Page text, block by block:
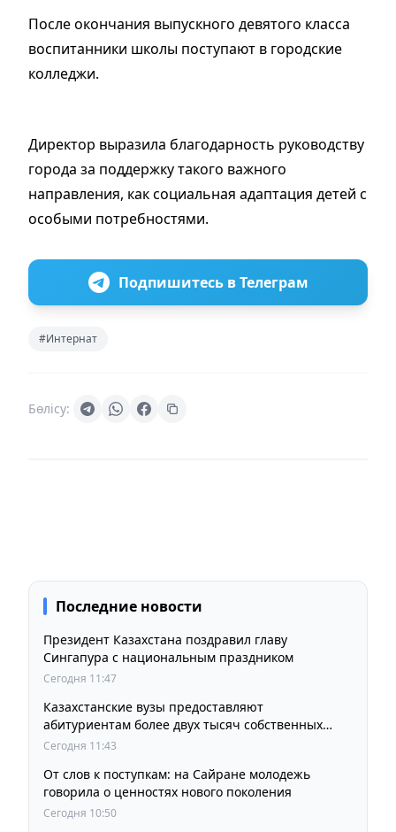
После окончания выпускного девятого класса
воспитанники школы поступают в городские
колледжи.
Директор выразила благодарность руководству
города за поддержку такого важного
направления, как социальная адаптация детей с
особыми потребностями.
Подпишитесь в Телеграм
#Интернат
Бөлісу:
Последние новости
Президент Казахстана поздравил главу
Сингапура с национальным праздником
Сегодня 11:47
Казахстанские вузы предоставляют
абитуриентам более двух тысяч собственных
образовательных грантов
Сегодня 11:43
От слов к поступкам: на Сайране молодежь
говорила о ценностях нового поколения
Сегодня 10:50